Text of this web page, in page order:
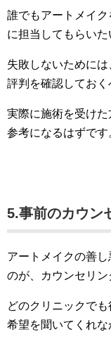
誰でもアートメイ
に担当してもらいた
失敗しないために
評判を確認しておく
実際に施術を受けた
参考になるはずです
5.事前のカウン
アートメイクの善
のが、カウンセリン
どのクリニックで
希望を聞いてくれ